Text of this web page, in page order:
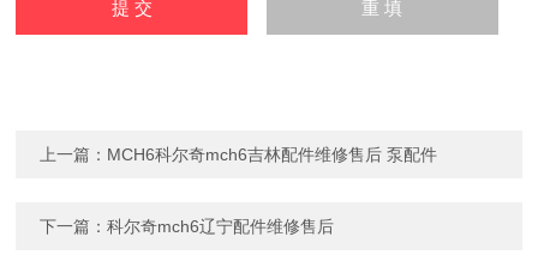
上一篇： MCH6科尔奇mch6吉林配件维修售后 泵配件
下一篇：科尔奇mch6辽宁配件维修售后